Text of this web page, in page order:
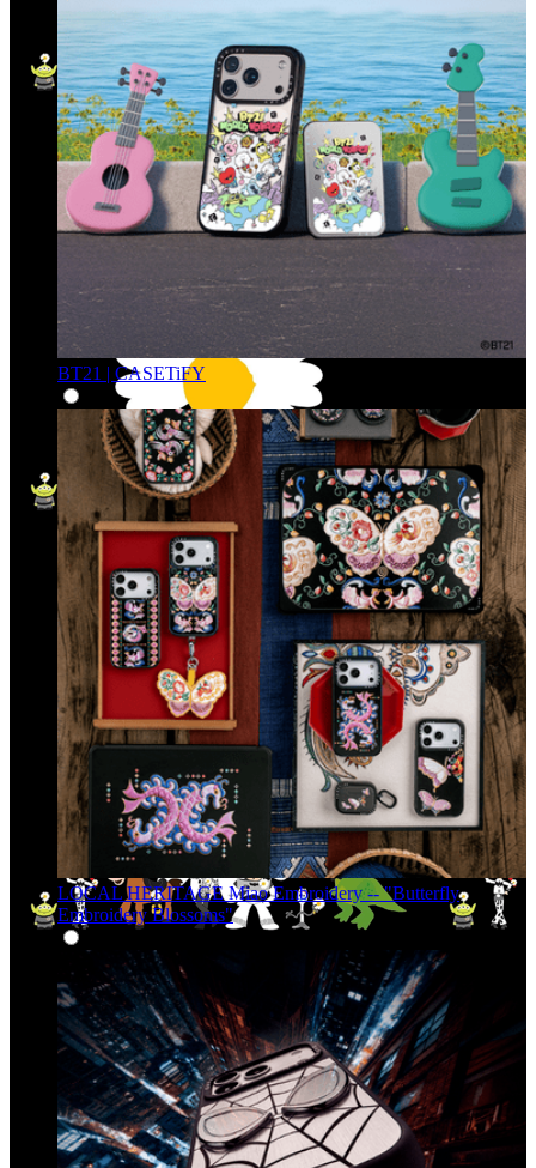
BT21 | CASETiFY
LOCAL HERITAGE Miao Embroidery -- "Butterfly
Embroidery Blossoms"